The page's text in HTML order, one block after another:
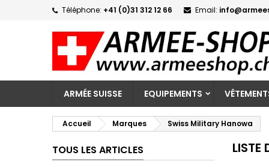
Téléphone: +41 (0)31 312 12 66 Email:
ARMÉE SUISSE EQUIPEMENTS
Accueil Marques Swiss Military Hanowa
TOUS LES ARTICLES LISTE
add_circle_outline